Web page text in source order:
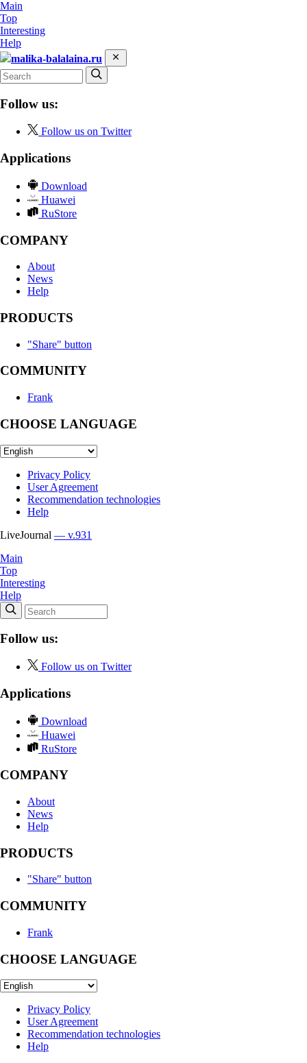
Main
Top
Interesting
Help
malika-balalaina.ru
Follow us:
Follow us on Twitter
Applications
Download
Huawei
RuStore
COMPANY
About
News
Help
PRODUCTS
"Share" button
COMMUNITY
Frank
CHOOSE LANGUAGE
Privacy Policy
User Agreement
Recommendation technologies
Help
LiveJournal — v.931
Main
Top
Interesting
Help
Follow us:
Follow us on Twitter
Applications
Download
Huawei
RuStore
COMPANY
About
News
Help
PRODUCTS
"Share" button
COMMUNITY
Frank
CHOOSE LANGUAGE
Privacy Policy
User Agreement
Recommendation technologies
Help